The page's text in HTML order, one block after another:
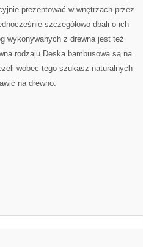
prezentować w wnętrzach przez
szczegółowo dbali o ich
wykonywanych z drewna jest też
rodzaju Deska bambusowa są na
wobec tego szukasz naturalnych
na drewno.